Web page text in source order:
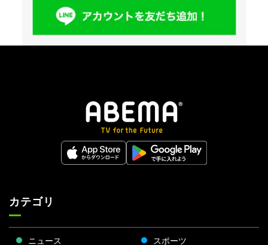
カテゴリ
ニュース スポーツ